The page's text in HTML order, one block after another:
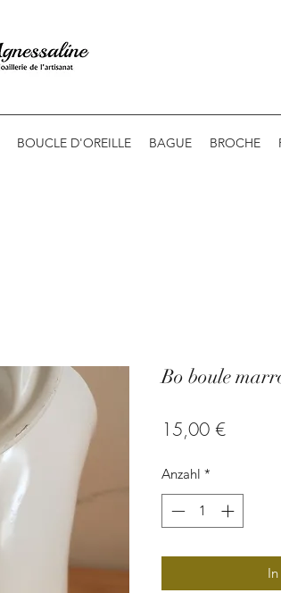
BOUCLE D'OREILLE BAGUE BROCHE
Bo boule
15,00 €Preis
Anzahl *